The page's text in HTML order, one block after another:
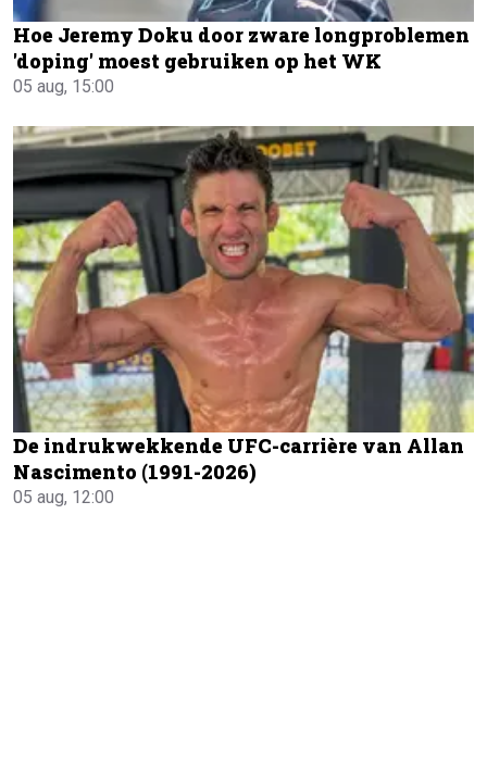
Hoe Jeremy Doku door zware longproblemen
'doping' moest gebruiken op het WK
05 aug, 15:00
De indrukwekkende UFC-carrière van Allan
Nascimento (1991-2026)
05 aug, 12:00